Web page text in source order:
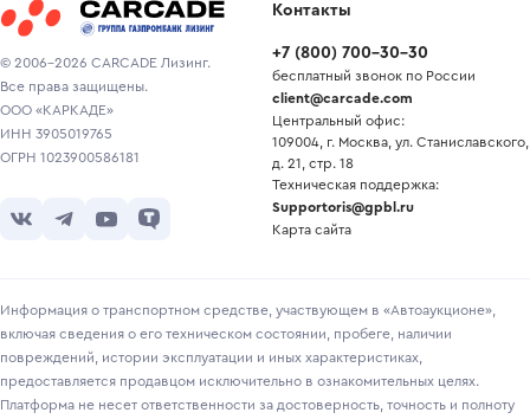
© 2006-2026 CARCADE Лизинг.
Все права защищены.
ООО «КАРКАДЕ»
ИНН 3905019765
ОГРН 1023900586181
Контакты
+7 (800) 700-30-30
бесплатный звонок по России
client@carcade.com
Центральный офис:
109004, г. Москва, ул. Станиславского,
д. 21, стр. 18
Техническая поддержка:
Supportoris@gpbl.ru
Карта сайта
Информация о транспортном средстве, участвующем в «Автоаукционе»,
включая сведения о его техническом состоянии, пробеге, наличии
повреждений, истории эксплуатации и иных характеристиках,
предоставляется продавцом исключительно в ознакомительных целях.
Платформа не несет ответственности за достоверность, точность и полноту